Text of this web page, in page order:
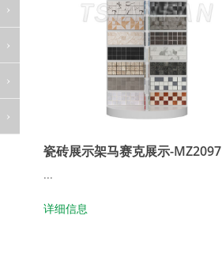
瓷砖展示架马赛克展示-MZ2097
...
详细信息